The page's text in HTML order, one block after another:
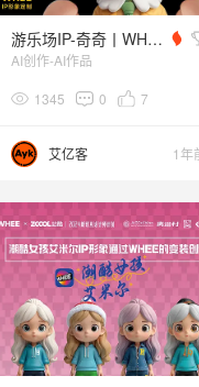
游乐场IP-奇奇丨WHEE定制品牌IP形象及延展
AI创作-AI作品
1345 0 7
艾亿客 1年